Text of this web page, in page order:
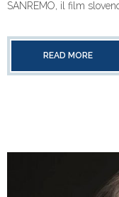
SANREMO, il film
READ MORE